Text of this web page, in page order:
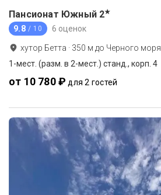
Пансионат Южный 2★
9.8 / 10 6 оценок
хутор Бетта · 350 м до Черного моря
1-мест. (разм. в 2-мест.) станд., корп. 4
от 10 780 ₽ для 2 гостей